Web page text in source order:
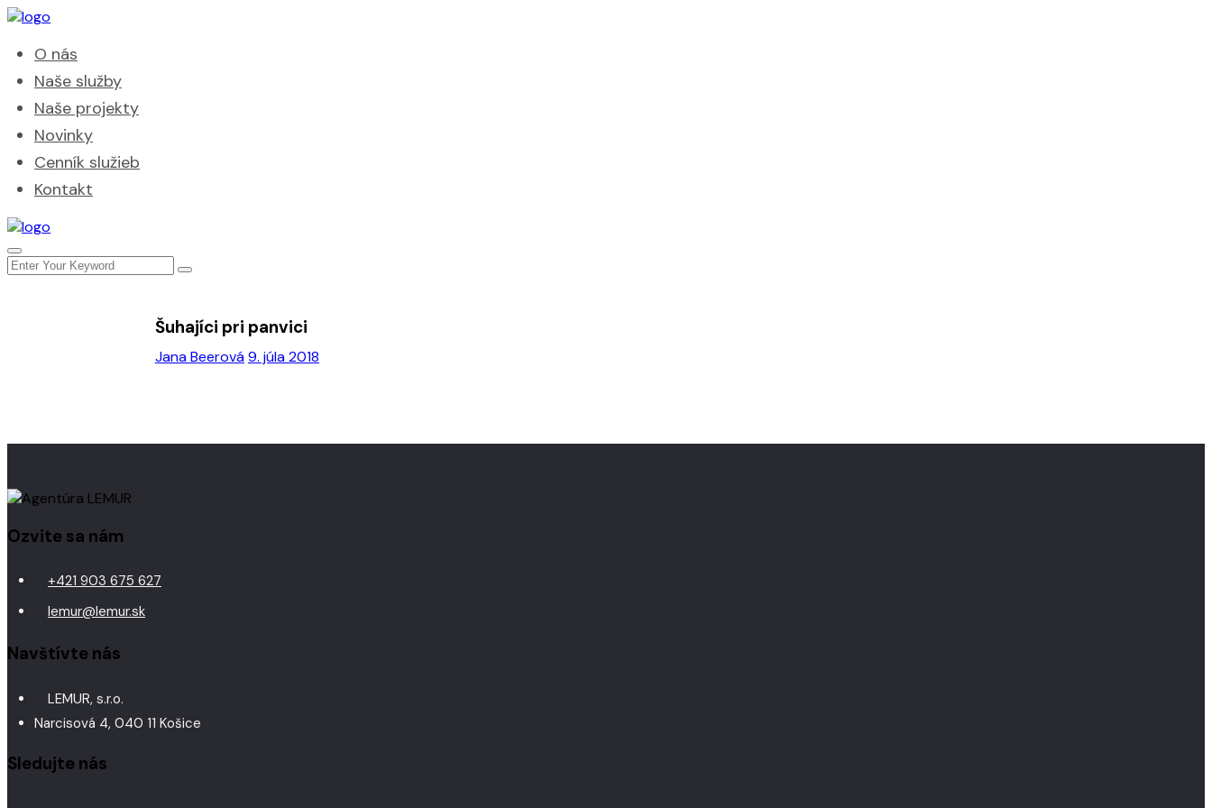
O nás
Naše služby
Naše projekty
Novinky
Cenník služieb
Kontakt
Jana Beerová9. júla 2018
Šuhajíci pri panvici
Ozvite sa nám
+421 903 675 627
lemur@lemur.sk
Navštívte nás
LEMUR, s.r.o.
Narcisová 4, 040 11 Košice
Sledujte nás